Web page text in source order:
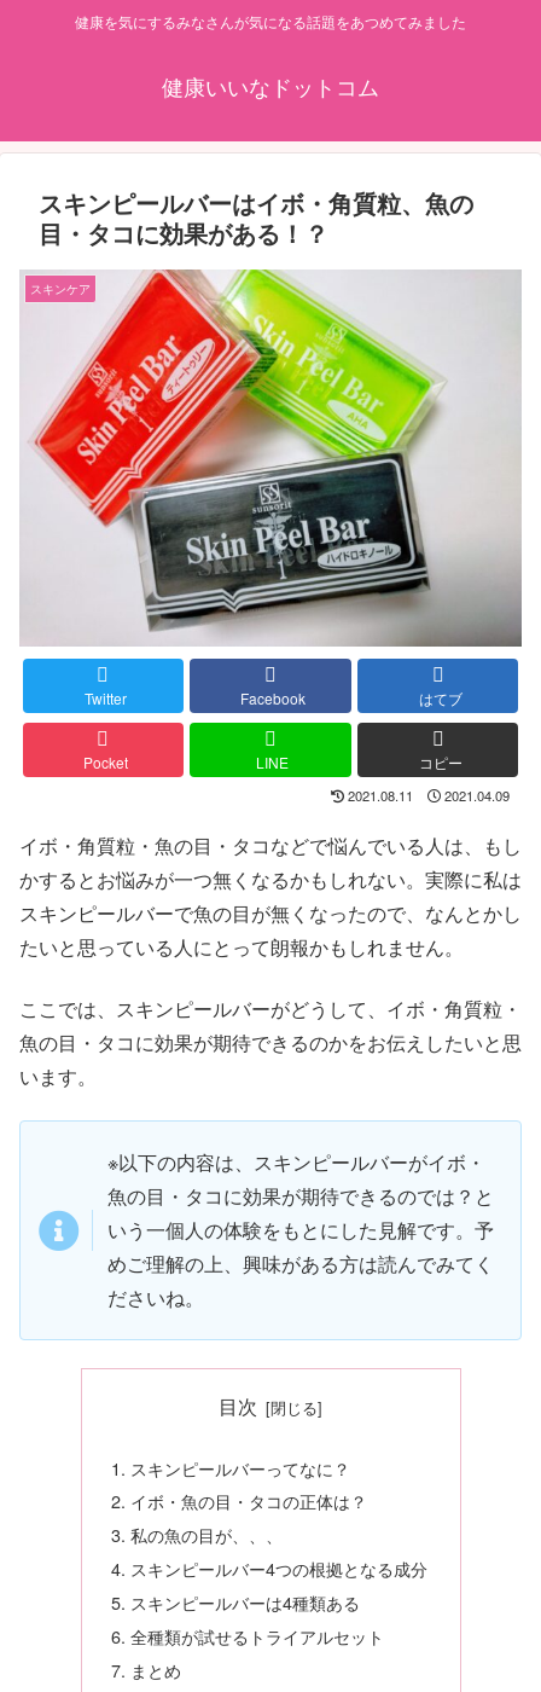
健康を気にするみなさんが気になる話題をあつめてみました
健康いいなドットコム
スキンピールバーはイボ・角質粒、魚の
目・タコに効果がある！？
スキンケア
Twitter Facebook はてブ
Pocket LINE コピー
2021.08.11 2021.04.09
イボ・角質粒・魚の目・タコなどで悩んでいる人は、もし
かするとお悩みが一つ無くなるかもしれない。実際に私は
スキンピールバーで魚の目が無くなったので、なんとかし
たいと思っている人にとって朗報かもしれません。
ここでは、スキンピールバーがどうして、イボ・角質粒・
魚の目・タコに効果が期待できるのかをお伝えしたいと思
います。
※以下の内容は、スキンピールバーがイボ・
魚の目・タコに効果が期待できるのでは？と
いう一個人の体験をもとにした見解です。予
めご理解の上、興味がある方は読んでみてく
ださいね。
目次
スキンピールバーってなに？
イボ・魚の目・タコの正体は？
私の魚の目が、、、
スキンピールバー4つの根拠となる成分
スキンピールバーは4種類ある
全種類が試せるトライアルセット
まとめ